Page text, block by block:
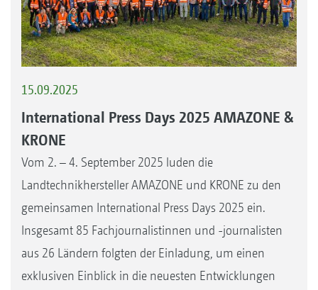
15.09.2025
International Press Days 2025 AMAZONE &
KRONE
Vom 2. – 4. September 2025 luden die
Landtechnikhersteller AMAZONE und KRONE zu den
gemeinsamen International Press Days 2025 ein.
Insgesamt 85 Fachjournalistinnen und -journalisten
aus 26 Ländern folgten der Einladung, um einen
exklusiven Einblick in die neuesten Entwicklungen